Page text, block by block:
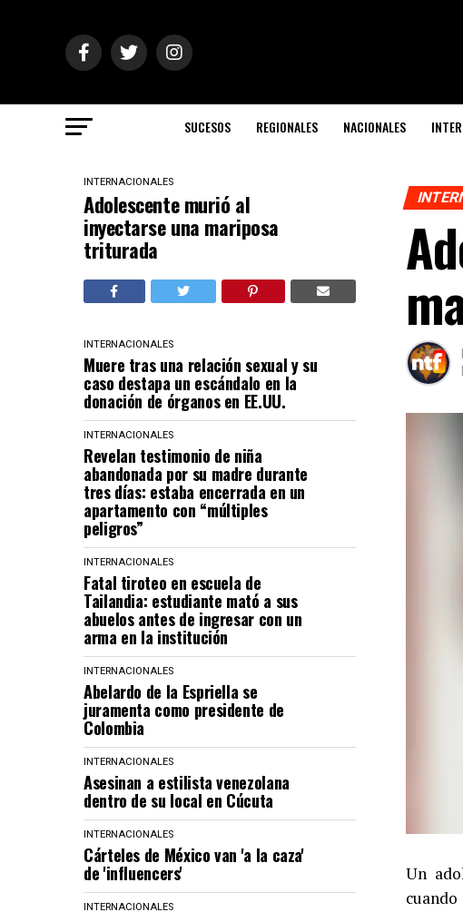
SUCESOS REGIONALES NACIONALES
INTERNACIONALES
Adolescente murió al
inyectarse una mariposa
triturada
INTERNACIONALES
Muere tras una relación sexual y su
caso destapa un escándalo en la
donación de órganos en EE.UU.
INTERNACIONALES
Revelan testimonio de niña
abandonada por su madre durante
tres días: estaba encerrada en un
apartamento con “múltiples
peligros”
INTERNACIONALES
Fatal tiroteo en escuela de
Tailandia: estudiante mató a sus
abuelos antes de ingresar con un
arma en la institución
INTERNACIONALES
Abelardo de la Espriella se
juramenta como presidente de
Colombia
INTERNACIONALES
Asesinan a estilista venezolana
dentro de su local en Cúcuta
INTERNACIONALES
Cárteles de México van 'a la caza'
de 'influencers'
INTERNACIONALES
Un